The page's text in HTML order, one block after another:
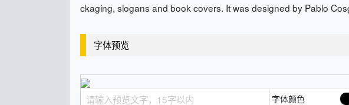
ckaging, slogans and book covers. It was designed by Pablo
字体预览
字体颜色